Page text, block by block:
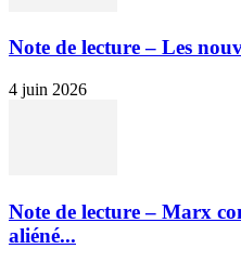
Note de lecture – Les
4 juin 2026
Note de lecture – Marx
aliéné...